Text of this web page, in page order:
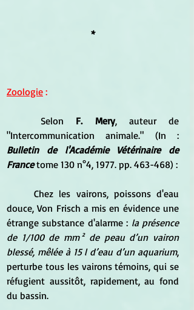
*
Zoologie :
	Selon
F. Mery, auteur de
Bulletin de l'Académie Vétérinaire de
France tome 130 n°4, 1977. pp. 463-468) :
	Chez les vairons, poissons d'eau
douce, Von Frisch a mis en évidence une
étrange substance d'alarme : la présence
de 1/100 de mm² de peau d’un vairon
blessé, mêlée à 15 l d’eau d’un aquarium,
perturbe tous les vairons témoins, qui se
réfugient aussitôt, rapidement, au fond
du bassin.